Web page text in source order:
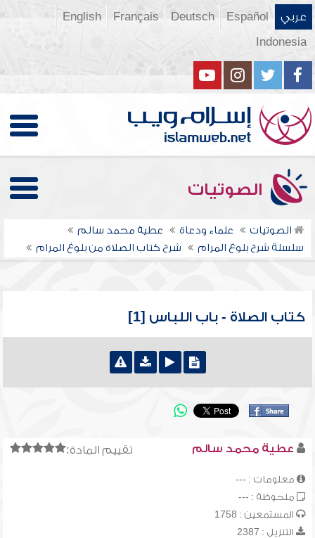
عربي Español
Deutsch
Français
English
Indonesia
الصوتيات
الصوتيات علماء ودعاة
عطية محمد سالم
سلسلة شرح بلوغ المرام
شرح كتاب الصلاة من بلوغ المرام
كتاب الصلاة - باب اللباس [1]
تقييم المادة: عطية محمد سالم
معلومات : ---
ملحوظة : ---
المستمعين : 1758
التنزيل : 2387